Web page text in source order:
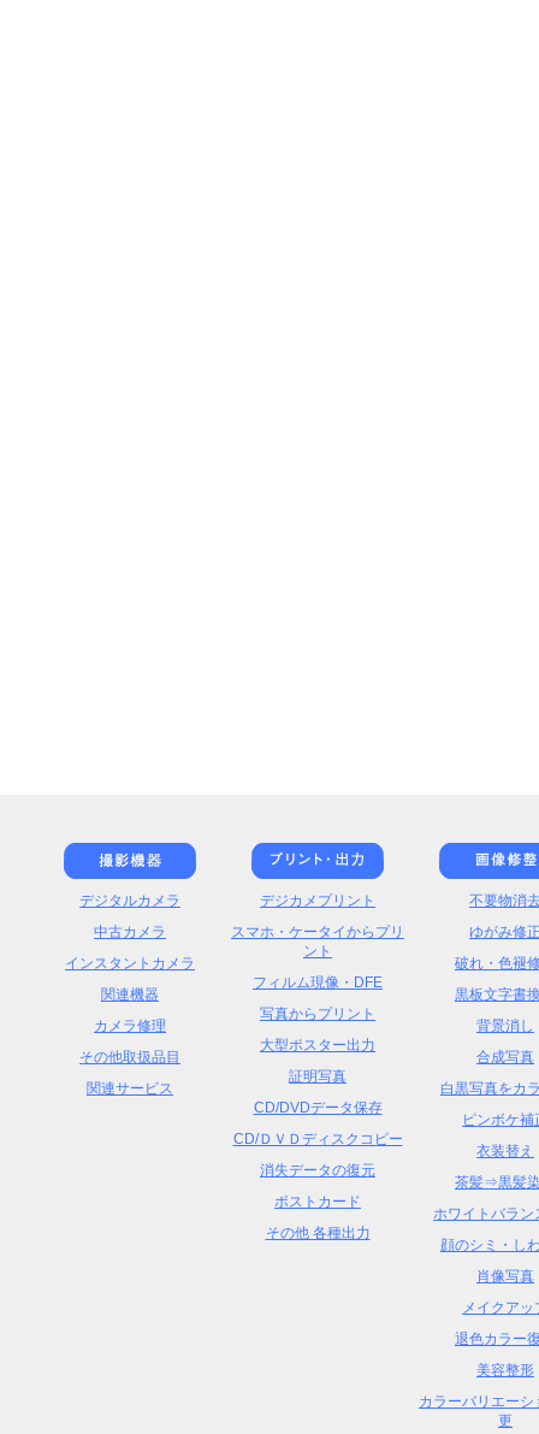
デジタルカメラ
中古カメラ
インスタントカメラ
関連機器
カメラ修理
その他取扱品目
関連サービス
デジカメプリント
スマホ・ケータイからプリ
ント
フィルム現像・DFE
写真からプリント
大型ポスター出力
証明写真
CD/DVDデータ保存
CD/ＤＶＤディスクコピー
消失データの復元
ポストカード
その他 各種出力
不要物消
ゆがみ修
破れ・色褪
黒板文字書
背景消し
合成写真
白黒写真をカ
ピンボケ補
衣装替え
茶髪⇒黒髪
ホワイトバラン
顔のシミ・し
肖像写真
メイクアッ
退色カラー
美容整形
カラーバリエーシ
更